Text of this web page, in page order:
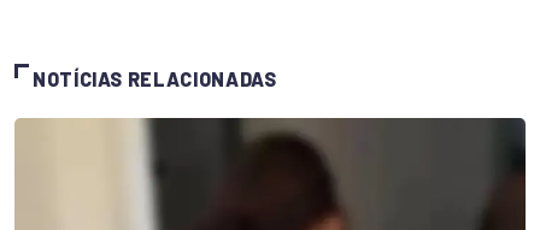
NOTÍCIAS RELACIONADAS